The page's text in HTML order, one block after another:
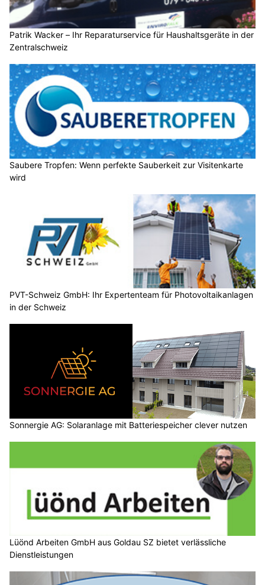
Patrik Wacker – Ihr Reparaturservice für Haushaltsgeräte in der
Zentralschweiz
Saubere Tropfen: Wenn perfekte Sauberkeit zur Visitenkarte
wird
PVT-Schweiz GmbH: Ihr Expertenteam für Photovoltaikanlagen
in der Schweiz
Sonnergie AG: Solaranlage mit Batteriespeicher clever nutzen
Lüönd Arbeiten GmbH aus Goldau SZ bietet verlässliche
Dienstleistungen